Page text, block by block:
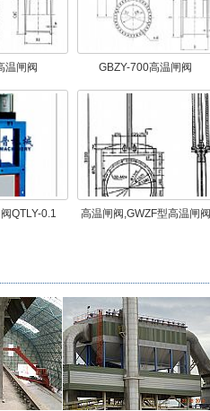
温闸阀 GBZY-700高温闸阀
QTLY-0.1 高温闸阀,GWZF型高温闸阀